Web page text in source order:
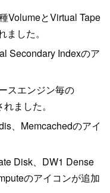
VolumeとVirtual Tape
した。
Secondary Indexのア
スエンジン毎の
ました。
、Memcachedのアイ
Disk、DW1 Dense
のアイコンが追加